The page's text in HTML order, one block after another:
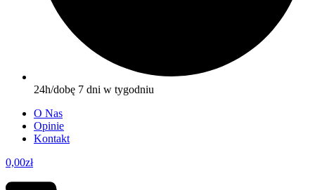
24h/dobę 7 dni w tygodniu
O Nas
Opinie
Kontakt
0,00zł